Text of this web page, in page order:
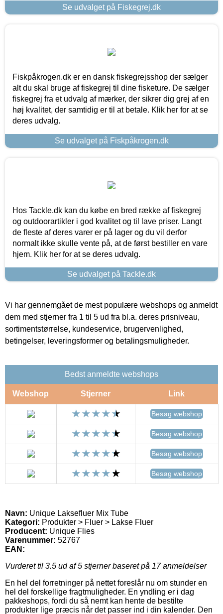
Se udvalget på Fiskegrej.dk
Fiskpåkrogen.dk er en dansk fiskegrejsshop der sælger
alt du skal bruge af fiskegrej til dine fisketure. De sælger
fiskegrej fra et udvalg af mærker, der sikrer dig grej af en
høj kvalitet, der samtidig er til at betale. Klik her for at se
deres udvalg.
Se udvalget på Fiskpåkrogen.dk
Hos Tackle.dk kan du købe en bred række af fiskegrej
og outdoorartikler i god kvalitet og til lave priser. Langt
de fleste af deres varer er på lager og du vil derfor
normalt ikke skulle vente på, at de først bestiller en vare
hjem. Klik her for at se deres udvalg.
Se udvalget på Tackle.dk
Vi har gennemgået de mest populære webshops og anmeldt
dem med stjerner fra 1 til 5 ud fra bl.a. deres prisniveau,
sortimentstørrelse, kundeservice, brugervenlighed,
betingelser, leveringsformer og betalingsmuligheder.
Bedst anmeldte webshops
Webshop Stjerner Link
Besøg webshop
Besøg webshop
Besøg webshop
Besøg webshop
Navn: Unique Laksefluer Mix Tube
Kategori: Produkter > Fluer > Lakse Fluer
Producent: Unique Flies
Varenummer: 52767
EAN:
Vurderet til 3.5 ud af 5 stjerner baseret på 17anmeldelser
En hel del forretninger på nettet foreslår nu om stunder en
hel del forskellige fragtmuligheder. En yndling er i dag
pakkeshops, fordi du så nemt kan hente de bestilte
produkter lige præcis når det passer ind i din kalender. Den